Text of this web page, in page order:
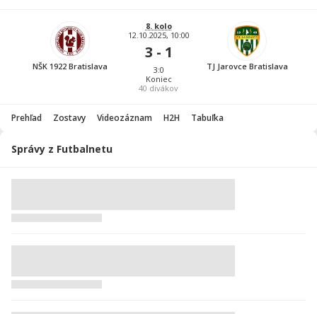
NŠK 1922 Bratislava
8. kolo
12.10.2025, 10:00
3 - 1
3:0
Koniec
40 divákov
TJ Jarovce Bratislava
Prehľad Zostavy Videozáznam H2H Tabuľka
Správy z Futbalnetu